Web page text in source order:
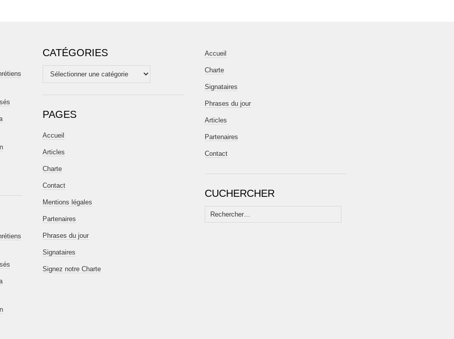
CATÉGORIES
Catégories
PAGES
Accueil
Articles
Charte
Contact
Mentions légales
Partenaires
Phrases du jour
Signataires
Signez notre Charte
Accueil
Charte
Signataires
Phrases du jour
Articles
Partenaires
Contact
CUCHERCHER
Rechercher :